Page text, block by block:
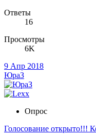
Ответы
16
Просмотры
6K
9 Апр 2018
ЮраЗ
Опрос
Голосование открыто!!!